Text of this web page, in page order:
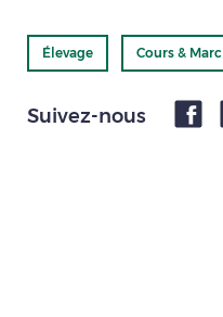
Élevage Cours &
Suivez-nous